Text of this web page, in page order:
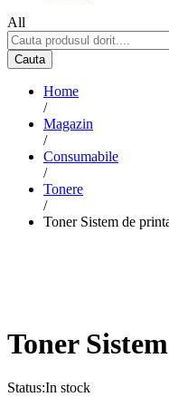
All
Cauta
Home
/
Magazin
/
Consumabile
/
Tonere
/
Toner Sistem de
Toner
Status:In stock